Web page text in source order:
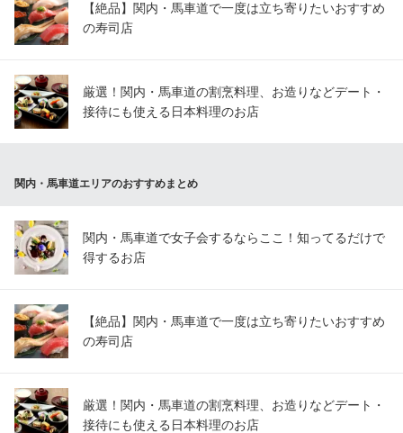
【絶品】関内・馬車道で一度は立ち寄りたいおすすめ
の寿司店
厳選！関内・馬車道の割烹料理、お造りなどデート・
接待にも使える日本料理のお店
関内・馬車道エリアのおすすめまとめ
関内・馬車道で女子会するならここ！知ってるだけで
得するお店
【絶品】関内・馬車道で一度は立ち寄りたいおすすめ
の寿司店
厳選！関内・馬車道の割烹料理、お造りなどデート・
接待にも使える日本料理のお店